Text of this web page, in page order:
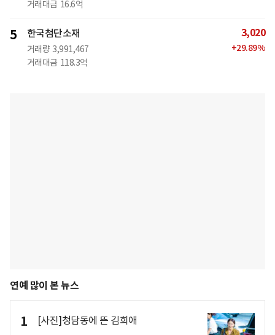
거래대금 16.6억
5 한국첨단소재
거래량 3,991,467
거래대금 118.3억
3,020
+29.89%
연예 많이 본 뉴스
1 [사진]청담동에 뜬 김희애